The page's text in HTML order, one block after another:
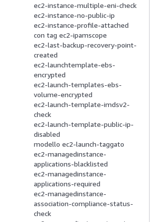
ec2-instance-multiple-eni-check
ec2-instance-no-public-ip
ec2-instance-profile-attached
con tag ec2-ipamscope
ec2-last-backup-recovery-point-
created
ec2-launchtemplate-ebs-
encrypted
ec2-launch-templates-ebs-
volume-encrypted
ec2-launch-template-imdsv2-
check
ec2-launch-template-public-ip-
disabled
modello ec2-launch-taggato
ec2-managedinstance-
applications-blacklisted
ec2-managedinstance-
applications-required
ec2-managedinstance-
association-compliance-status-
check